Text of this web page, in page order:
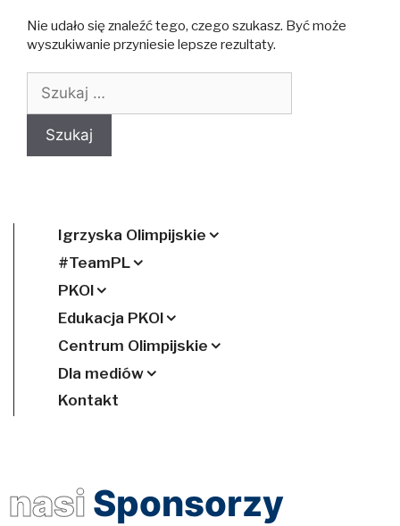
Nie udało się znaleźć tego, czego szukasz. Być może
wyszukiwanie przyniesie lepsze rezultaty.
Igrzyska Olimpijskie
#TeamPL
PKOl
Edukacja PKOl
Centrum Olimpijskie
Dla mediów
Kontakt
nasi Sponsorzy